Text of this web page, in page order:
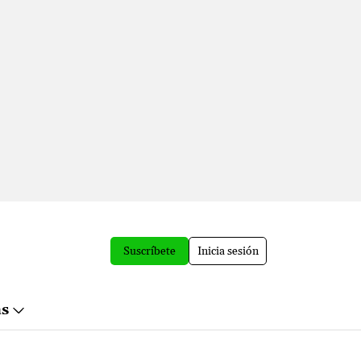
Suscríbete Inicia sesión